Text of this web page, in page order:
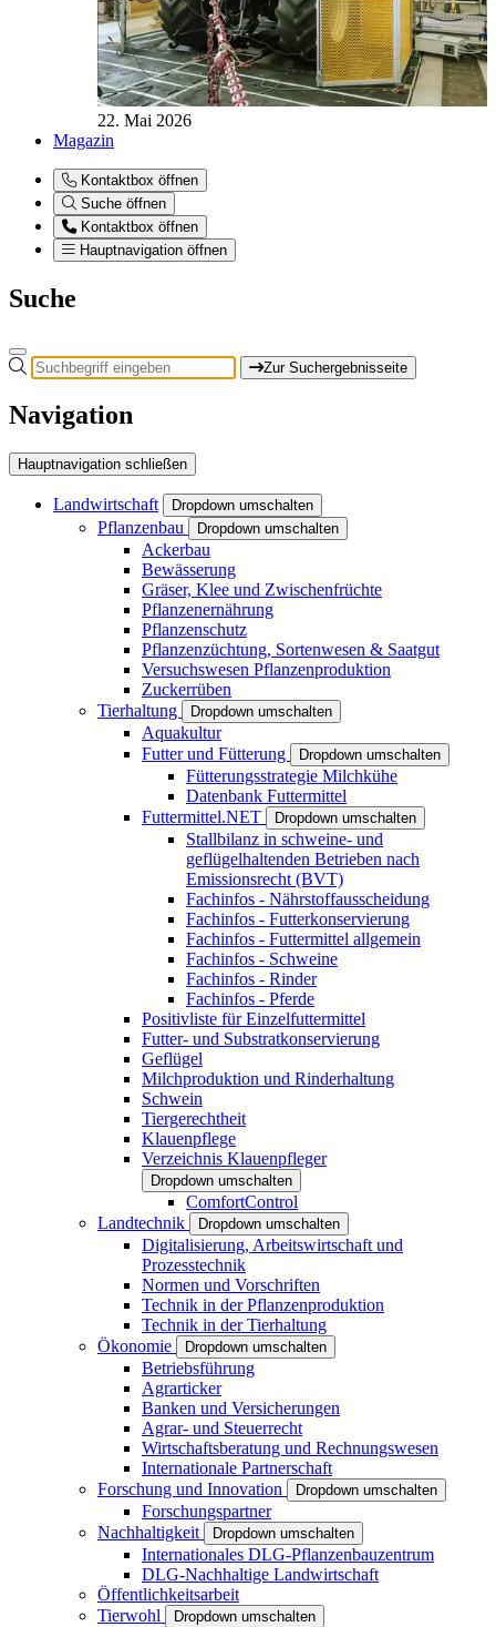
22. Mai 2026
Magazin
Kontaktbox öffnen
Suche öffnen
Kontaktbox öffnen
Hauptnavigation öffnen
Suche
Zur Suchergebnisseite
Navigation
Hauptnavigation schließen
Landwirtschaft Dropdown umschalten
Pflanzenbau Dropdown umschalten
Ackerbau
Bewässerung
Gräser, Klee und Zwischenfrüchte
Pflanzenernährung
Pflanzenschutz
Pflanzenzüchtung, Sortenwesen & Saatgut
Versuchswesen Pflanzenproduktion
Zuckerrüben
Tierhaltung
Dropdown umschalten
Aquakultur
Futter und Fütterung
Dropdown umschalten
Fütterungsstrategie Milchkühe
Datenbank Futtermittel
Futtermittel.NET
Dropdown umschalten
Stallbilanz in schweine- und
geflügelhaltenden Betrieben nach
Emissionsrecht (BVT)
Fachinfos - Nährstoffausscheidung
Fachinfos - Futterkonservierung
Fachinfos - Futtermittel allgemein
Fachinfos - Schweine
Fachinfos - Rinder
Fachinfos - Pferde
Positivliste für Einzelfuttermittel
Futter- und Substratkonservierung
Geflügel
Milchproduktion und Rinderhaltung
Schwein
Tiergerechtheit
Klauenpflege
Verzeichnis Klauenpfleger
Dropdown umschalten
ComfortControl
Landtechnik
Dropdown umschalten
Digitalisierung, Arbeitswirtschaft und
Prozesstechnik
Normen und Vorschriften
Technik in der Pflanzenproduktion
Technik in der Tierhaltung
Ökonomie
Dropdown umschalten
Betriebsführung
Agrarticker
Banken und Versicherungen
Agrar- und Steuerrecht
Wirtschaftsberatung und Rechnungswesen
Internationale Partnerschaft
Forschung und Innovation
Dropdown umschalten
Forschungspartner
Nachhaltigkeit
Dropdown umschalten
Internationales DLG-Pflanzenbauzentrum
DLG-Nachhaltige Landwirtschaft
Öffentlichkeitsarbeit
Tierwohl
Dropdown umschalten